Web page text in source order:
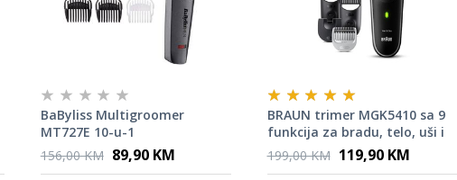
BaByliss Multigroomer
MT727E 10-u-1
156,00 KM 89,90 KM
BRAUN trimer MGK5410 sa 9
funkcija za bradu, telo, uši i
nos
199,00 KM 119,90 KM